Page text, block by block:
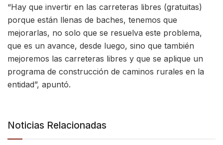
“Hay que invertir en las carreteras libres (gratuitas)
porque están llenas de baches, tenemos que
mejorarlas, no solo que se resuelva este problema,
que es un avance, desde luego, sino que también
mejoremos las carreteras libres y que se aplique un
programa de construcción de caminos rurales en la
entidad”, apuntó.
Noticias Relacionadas